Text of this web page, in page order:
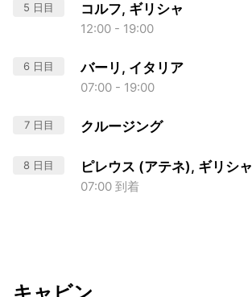
5 日目 コルフ, ギリシャ
12:00 - 19:00
6 日目 バーリ, イタリア
07:00 - 19:00
7 日目 クルージング
8 日目 ピレウス (アテネ), ギリシャ
07:00 到着